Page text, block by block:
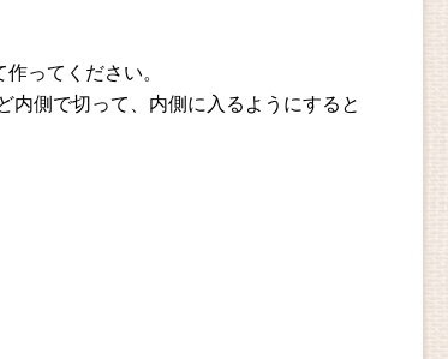
ってください。
内側で切って、内側に入るようにすると